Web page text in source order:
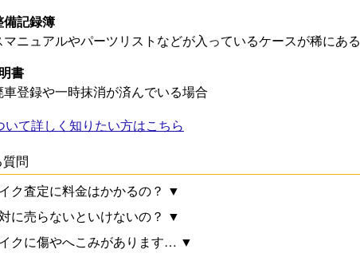
備記録簿
ニュアルやパーツリストなどが入っているケースが稀にある
書
登録や一時抹消が済んでいる場合
いて詳しく知りたい方はこちら
問
ク査定に料金はかかるの？ ▼
に売らないといけないの？ ▼
クに傷やへこみがあります… ▼